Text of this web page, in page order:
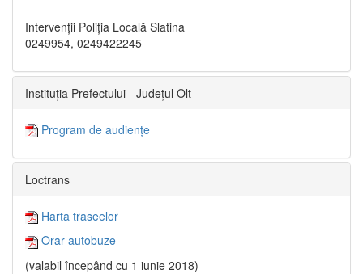
Intervenții Poliția Locală Slatina
0249954, 0249422245
Instituția Prefectului - Județul Olt
Program de audiențe
Loctrans
Harta traseelor
Orar autobuze
(valabil începând cu 1 iunie 2018)